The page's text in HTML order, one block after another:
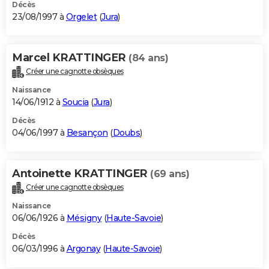
Décès
23/08/1997 à Orgelet(Jura)
Marcel KRATTINGER (84 ans)
Créer une cagnotte obsèques
Naissance
14/06/1912 à Soucia (Jura)
Décès
04/06/1997 à Besançon (Doubs)
Antoinette KRATTINGER (69 ans)
Créer une cagnotte obsèques
Naissance
06/06/1926 à Mésigny(Haute-Savoie)
Décès
06/03/1996 à Argonay(Haute-Savoie)